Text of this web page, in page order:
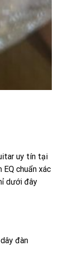
uy tín tại
chuẩn xác
dưới đây
đàn